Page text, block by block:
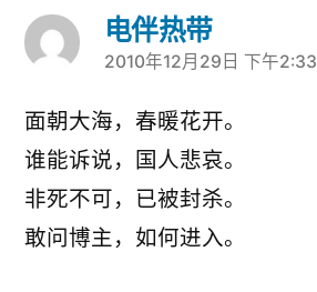
电伴热带
说：
2010年12月29日 下午2:33
面朝大海，春暖花开。
谁能诉说，国人悲哀。
非死不可，已被封杀。
敢问博主，如何进入。